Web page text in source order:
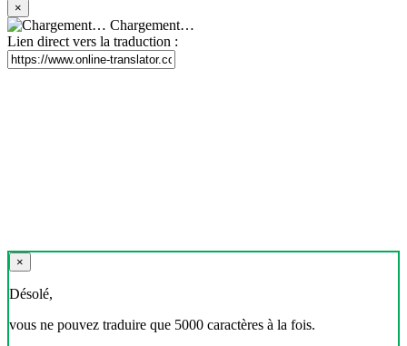
×
Chargement…
Lien direct vers la traduction :
×
Désolé,
vous ne pouvez traduire que 5000 caractères à la fois.